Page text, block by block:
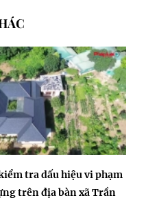
tra dấu hiệu vi phạm
trên địa bàn xã Trần